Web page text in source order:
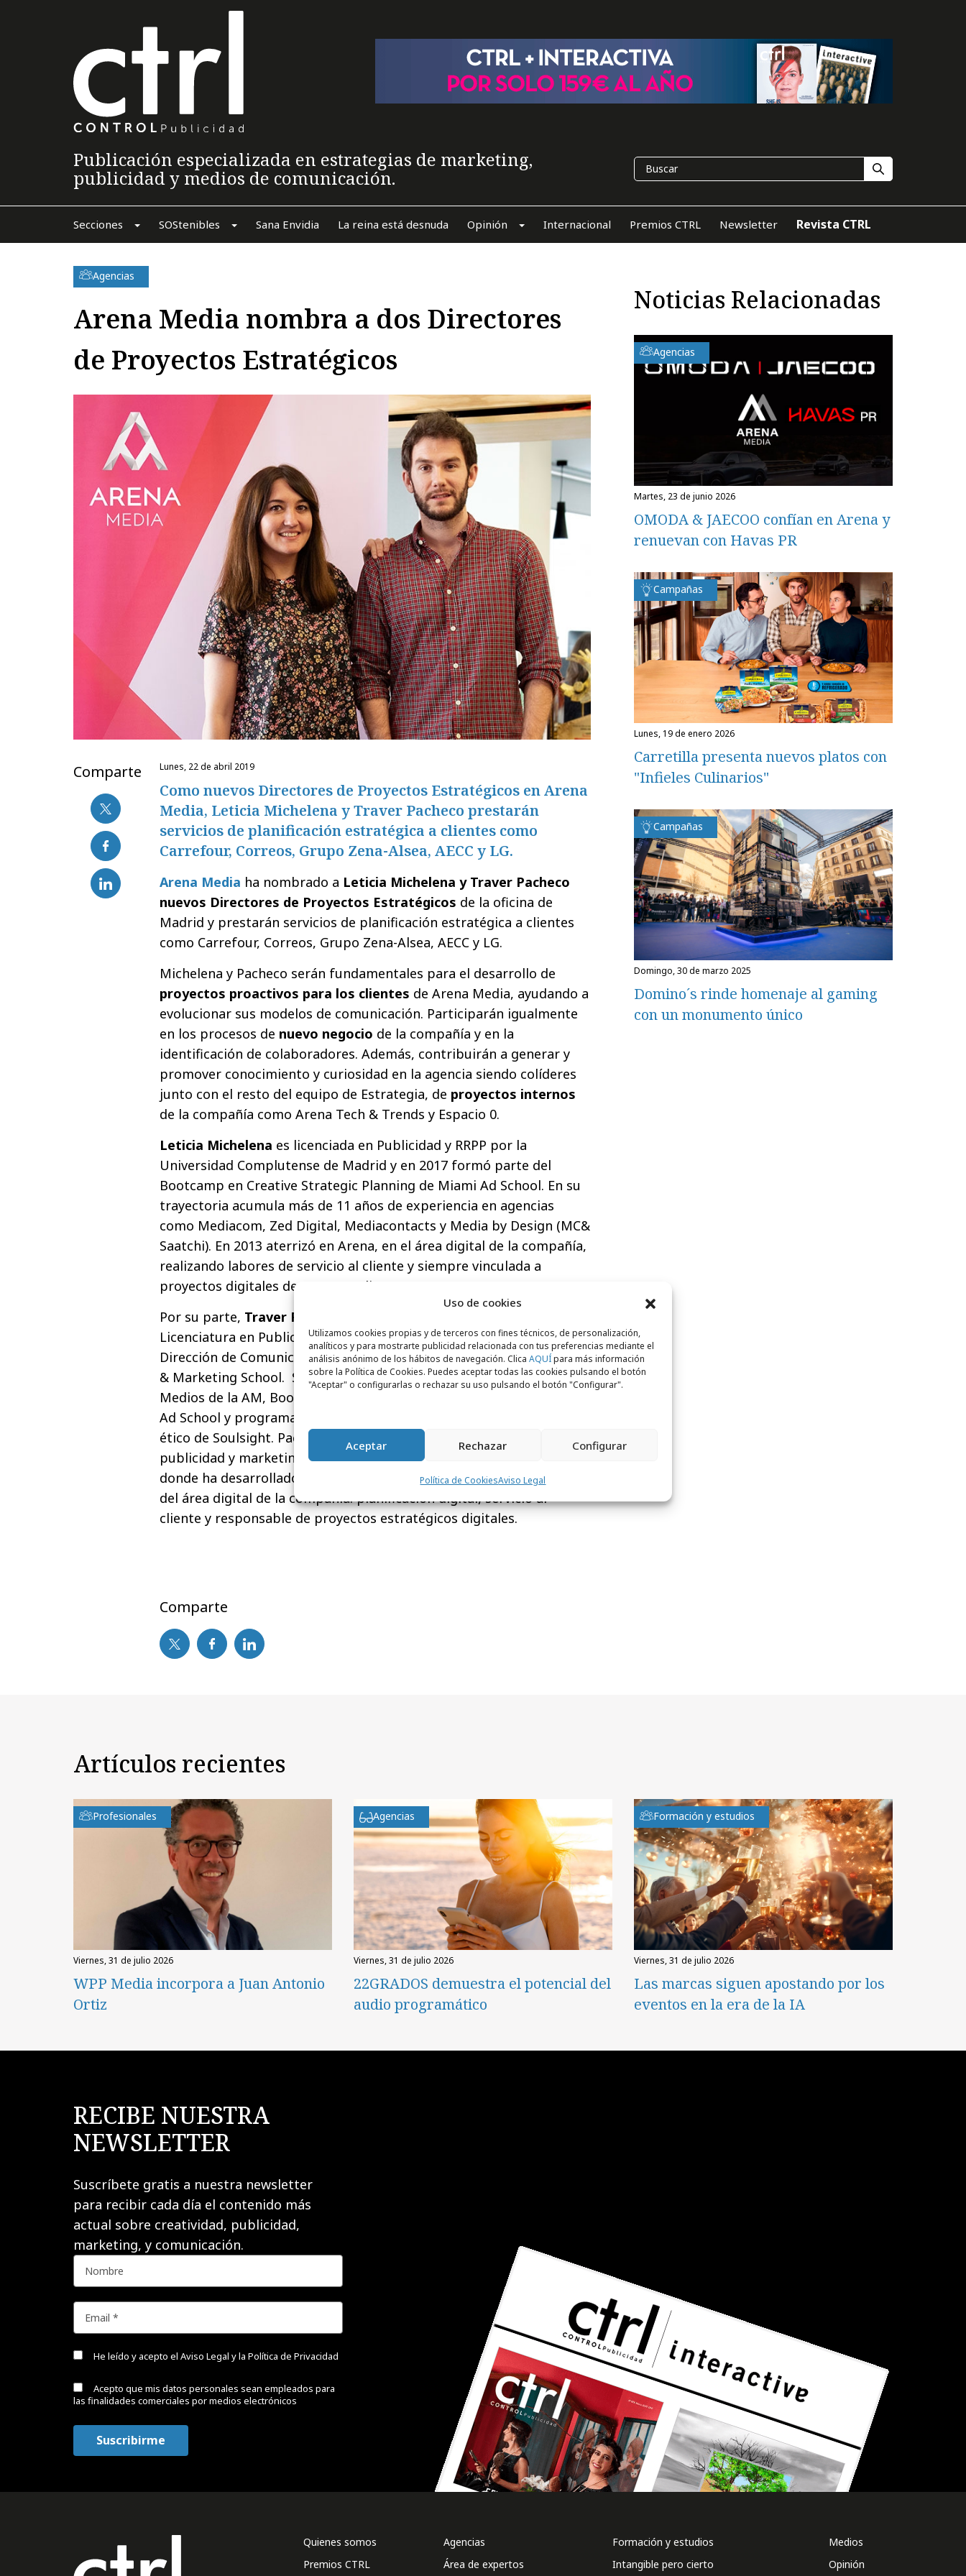
Uso de cookies
Utilizamos cookies propias y de terceros con fines técnicos, de personalización,
analíticos y para mostrarte publicidad relacionada con tus preferencias mediante el
análisis anónimo de los hábitos de navegación. Clica AQUÍpara más información
sobre la Política de Cookies. Puedes aceptar todas las cookies pulsando el botón
"Aceptar" o configurarlas o rechazar su uso pulsando el botón "Configurar".
Aceptar Rechazar Configurar
Política de CookiesAviso Legal
Publicación especializada en estrategias de marketing,
publicidad y medios de comunicación.
Secciones SOStenibles Sana Envidia La reina está desnuda Opinión Internacional Premios CTRL Newsletter Revista CTRL
Agencias
Arena Media nombra a dos Directores
de Proyectos Estratégicos
Comparte lunes, 22 de abril 2019
Como nuevos Directores de Proyectos Estratégicos en Arena
Media, Leticia Michelena y Traver Pacheco prestarán
servicios de planificación estratégica a clientes como
Carrefour, Correos, Grupo Zena-Alsea, AECC y LG.
Arena Media ha nombrado a Leticia Michelena y Traver Pacheco
nuevos Directores de Proyectos Estratégicos de la oficina de
Madrid y prestarán servicios de planificación estratégica a clientes
como Carrefour, Correos, Grupo Zena-Alsea, AECC y LG.
Michelena y Pacheco serán fundamentales para el desarrollo de
proyectos proactivos para los clientes de Arena Media, ayudando a
evolucionar sus modelos de comunicación. Participarán igualmente
en los procesos de nuevo negocio de la compañía y en la
identificación de colaboradores. Además, contribuirán a generar y
promover conocimiento y curiosidad en la agencia siendo colíderes
junto con el resto del equipo de Estrategia, de proyectos internos
de la compañía como Arena Tech & Trends y Espacio 0.
Leticia Michelena es licenciada en Publicidad y RRPP por la
Universidad Complutense de Madrid y en 2017 formó parte del
Bootcamp en Creative Strategic Planning de Miami Ad School. En su
trayectoria acumula más de 11 años de experiencia en agencias
como Mediacom, Zed Digital, Mediacontacts y Media by Design (MC&
Saatchi). En 2013 aterrizó en Arena, en el área digital de la compañía,
realizando labores de servicio al cliente y siempre vinculada a
proyectos digitales de Arena Media.
Por su parte, Traver Pacheco
Licenciatura en Publicidad y Relaciones Públicas de la UA y Máster en
Dirección de Comunicación y Gestión Publicitaria por ESIC Business
& Marketing School. Su formación incluye el Curso de Experto en
Medios de la AM, Bootcamp en Creative Strategic Planning de Miami
Ad School y programa Wanderbeing de Liderazgo humano, creativo y
ético de Soulsight. Pacheco cuenta con más 8 años de experiencia en
publicidad y marketing digital. En 2012 da el salto a Arena Media
donde ha desarrollado su carrera profesional en distintos equipos
del área digital de la compañía: planificación digital, servicio al
cliente y responsable de proyectos estratégicos digitales.
Comparte
Noticias Relacionadas
Agencias
martes, 23 de junio 2026
OMODA & JAECOO confían en Arena y
renuevan con Havas PR
Campañas
lunes, 19 de enero 2026
Carretilla presenta nuevos platos con
"Infieles Culinarios"
Campañas
domingo, 30 de marzo 2025
Domino´s rinde homenaje al gaming
con un monumento único
Artículos recientes
Profesionales
viernes, 31 de julio 2026
WPP Media incorpora a Juan Antonio
Ortiz
Agencias
viernes, 31 de julio 2026
22GRADOS demuestra el potencial del
audio programático
Formación y estudios
viernes, 31 de julio 2026
Las marcas siguen apostando por los
eventos en la era de la IA
RECIBE NUESTRA
NEWSLETTER
Suscríbete gratis a nuestra newsletter
para recibir cada día el contenido más
actual sobre creatividad, publicidad,
marketing, y comunicación.
He leído y acepto el Aviso Legal y la Política de Privacidad
Acepto que mis datos personales sean empleados para
las finalidades comerciales por medios electrónicos
Quienes somos
Premios CTRL
Agencias
Área de expertos
Formación y estudios
Intangible pero cierto
Medios
Opinión